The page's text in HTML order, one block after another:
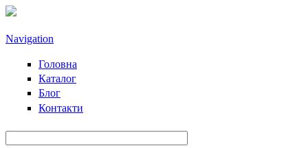
Przejdź do treści
Navigation
Головна
Каталог
Блог
Контакти